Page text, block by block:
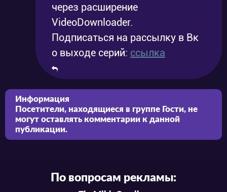
через расширение
VideoDownloader.
Подписаться на рассылку в Вк
о выходе серий: ссылка
Информация
Посетители, находящиеся в группе Гости, не
могут оставлять комментарии к данной
публикации.
По вопросам рекламы: